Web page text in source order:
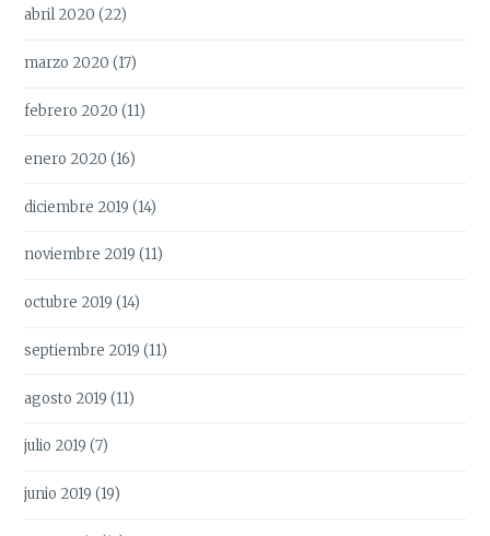
abril 2020 (22)
marzo 2020 (17)
febrero 2020 (11)
enero 2020 (16)
diciembre 2019 (14)
noviembre 2019 (11)
octubre 2019 (14)
septiembre 2019 (11)
agosto 2019 (11)
julio 2019 (7)
junio 2019 (19)